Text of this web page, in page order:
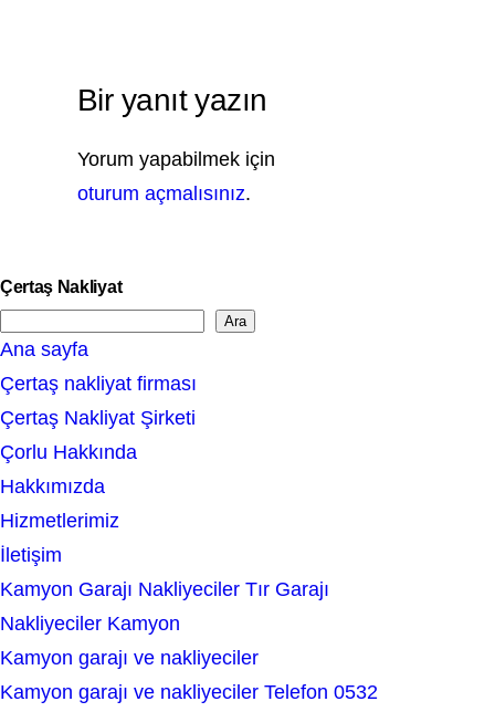
Bir yanıt yazın
Yorum yapabilmek için
oturum açmalısınız.
Çertaş Nakliyat
e
a
r
c
h
Ara
Ana sayfa
Çertaş nakliyat firması
Çertaş Nakliyat Şirketi
Çorlu Hakkında
Hakkımızda
Hizmetlerimiz
İletişim
Kamyon Garajı Nakliyeciler Tır Garajı
Nakliyeciler Kamyon
Kamyon garajı ve nakliyeciler
Kamyon garajı ve nakliyeciler Telefon 0532